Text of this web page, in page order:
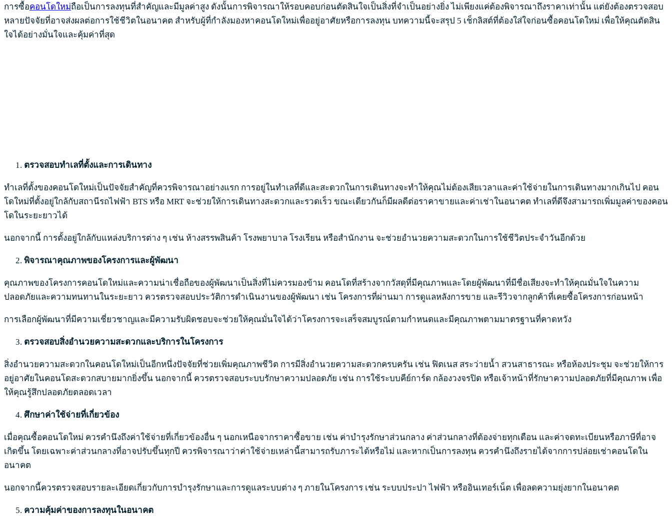
การซื้อคอนโดใหม่ถือเป็นการลงทุนที่สำคัญและมีมูลค่าสูง ดังนั้นการพิจารณาให้รอบคอบก่อนตัดสินใจเป็นสิ่งที่จำเป็นอย่างยิ่ง ไม่เพียงแค่ต้องพิจารณาถึงราคาเท่านั้น แต่ยังต้องตรวจสอบ
หลายปัจจัยที่อาจส่งผลต่อการใช้ชีวิตในอนาคต สำหรับผู้ที่กำลังมองหาคอนโดใหม่เพื่ออยู่อาศัยหรือการลงทุน บทความนี้จะสรุป 5 เช็กลิสต์ที่ต้องใส่ใจก่อนซื้อคอนโดใหม่ เพื่อให้คุณตัดสิน
ใจได้อย่างมั่นใจและคุ้มค่าที่สุด
ตรวจสอบทำเลที่ตั้งและการเดินทาง
ทำเลที่ตั้งของคอนโดใหม่เป็นปัจจัยสำคัญที่ควรพิจารณาอย่างแรก การอยู่ในทำเลที่ดีและสะดวกในการเดินทางจะทำให้คุณไม่ต้องเสียเวลาและค่าใช้จ่ายในการเดินทางมากเกินไป คอน
โดใหม่ที่ตั้งอยู่ใกล้กับสถานีรถไฟฟ้า BTS หรือ MRT จะช่วยให้การเดินทางสะดวกและรวดเร็ว ขณะเดียวกันก็มีผลดีต่อราคาขายและค่าเช่าในอนาคต ทำเลที่ดีจึงสามารถเพิ่มมูลค่าของคอน
โดในระยะยาวได้
นอกจากนี้ การตั้งอยู่ใกล้กับแหล่งบริการต่าง ๆ เช่น ห้างสรรพสินค้า โรงพยาบาล โรงเรียน หรือสำนักงาน จะช่วยอำนวยความสะดวกในการใช้ชีวิตประจำวันอีกด้วย
พิจารณาคุณภาพของโครงการและผู้พัฒนา
คุณภาพของโครงการคอนโดใหม่และความน่าเชื่อถือของผู้พัฒนาเป็นสิ่งที่ไม่ควรมองข้าม คอนโดที่สร้างจากวัสดุที่มีคุณภาพและโดยผู้พัฒนาที่มีชื่อเสียงจะทำให้คุณมั่นใจในความ
ปลอดภัยและความทนทานในระยะยาว ควรตรวจสอบประวัติการดำเนินงานของผู้พัฒนา เช่น โครงการที่ผ่านมา การดูแลหลังการขาย และรีวิวจากลูกค้าที่เคยซื้อโครงการก่อนหน้า
การเลือกผู้พัฒนาที่มีความเชี่ยวชาญและมีความรับผิดชอบจะช่วยให้คุณมั่นใจได้ว่าโครงการจะเสร็จสมบูรณ์ตามกำหนดและมีคุณภาพตามมาตรฐานที่คาดหวัง
ตรวจสอบสิ่งอำนวยความสะดวกและบริการในโครงการ
สิ่งอำนวยความสะดวกในคอนโดใหม่เป็นอีกหนึ่งปัจจัยที่ช่วยเพิ่มคุณภาพชีวิต การมีสิ่งอำนวยความสะดวกครบครัน เช่น ฟิตเนส สระว่ายน้ำ สวนสาธารณะ หรือห้องประชุม จะช่วยให้การ
อยู่อาศัยในคอนโดสะดวกสบายมากยิ่งขึ้น นอกจากนี้ ควรตรวจสอบระบบรักษาความปลอดภัย เช่น การใช้ระบบคีย์การ์ด กล้องวงจรปิด หรือเจ้าหน้าที่รักษาความปลอดภัยที่มีคุณภาพ เพื่อ
ให้คุณรู้สึกปลอดภัยตลอดเวลา
ศึกษาค่าใช้จ่ายที่เกี่ยวข้อง
เมื่อคุณซื้อคอนโดใหม่ ควรคำนึงถึงค่าใช้จ่ายที่เกี่ยวข้องอื่น ๆ นอกเหนือจากราคาซื้อขาย เช่น ค่าบำรุงรักษาส่วนกลาง ค่าส่วนกลางที่ต้องจ่ายทุกเดือน และค่าจดทะเบียนหรือภาษีที่อาจ
เกิดขึ้น โดยเฉพาะค่าส่วนกลางที่อาจปรับขึ้นทุกปี ควรพิจารณาว่าค่าใช้จ่ายเหล่านี้สามารถรับภาระได้หรือไม่ และหากเป็นการลงทุน ควรคำนึงถึงรายได้จากการปล่อยเช่าคอนโดใน
อนาคต
นอกจากนี้ควรตรวจสอบรายละเอียดเกี่ยวกับการบำรุงรักษาและการดูแลระบบต่าง ๆ ภายในโครงการ เช่น ระบบประปา ไฟฟ้า หรืออินเทอร์เน็ต เพื่อลดความยุ่งยากในอนาคต
ความคุ้มค่าของการลงทุนในอนาคต